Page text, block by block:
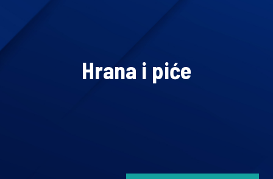
Hrana i piće